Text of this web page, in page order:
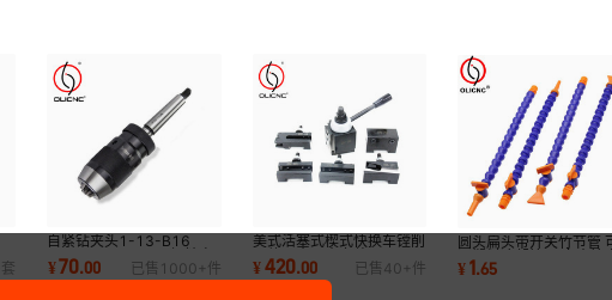
套
自紧钻夹头1-13-B16
JT6 JT33+MT2 3柄精密
钻夹头 锥孔钻夹头自锁
¥70.00 已售 1000+ 件
美式活塞式楔式快换车镗削
一体五夹刀夹套装 250-刀
架体 全系刀夹
¥420.00 已售 40+ 件
圆头扁头带开关竹节管
调塑料冷却管 万向水管
发零售
¥1.65